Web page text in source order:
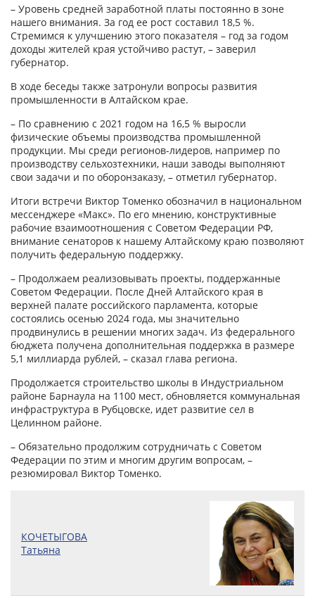
– Уровень средней заработной платы постоянно в зоне
нашего внимания. За год ее рост составил 18,5 %.
Стремимся к улучшению этого показателя – год за годом
доходы жителей края устойчиво растут, – заверил
губернатор.
В ходе беседы также затронули вопросы развития
промышленности в Алтайском крае.
– По сравнению с 2021 годом на 16,5 % выросли
физические объемы производства промышленной
продукции. Мы среди регионов-лидеров, например по
производству сельхозтехники, наши заводы выполняют
свои задачи и по оборонзаказу, – отметил губернатор.
Итоги встречи Виктор Томенко обозначил в национальном
мессенджере «Макс». По его мнению, конструктивные
рабочие взаимоотношения с Советом Федерации РФ,
внимание сенаторов к нашему Алтайскому краю позволяют
получить федеральную поддержку.
– Продолжаем реализовывать проекты, поддержанные
Советом Федерации. После Дней Алтайского края в
верхней палате российского парламента, которые
состоялись осенью 2024 года, мы значительно
продвинулись в решении многих задач. Из федерального
бюджета получена дополнительная поддержка в размере
5,1 миллиарда рублей, – сказал глава региона.
Продолжается строительство школы в Индустриальном
районе Барнаула на 1100 мест, обновляется коммунальная
инфраструктура в Рубцовске, идет развитие сел в
Целинном районе.
– Обязательно продолжим сотрудничать с Советом
Федерации по этим и многим другим вопросам, –
резюмировал Виктор Томенко.
КОЧЕТЫГОВА
Татьяна